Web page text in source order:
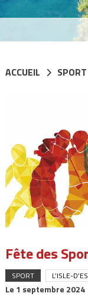
ACCUEIL SPORT
Fête des
SPORT L’ISLE-
Le 1 septembre 2024